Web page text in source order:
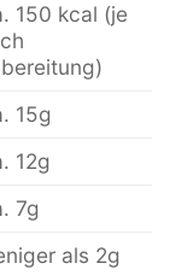
150 kcal (je
15g
12g
7g
als 2g